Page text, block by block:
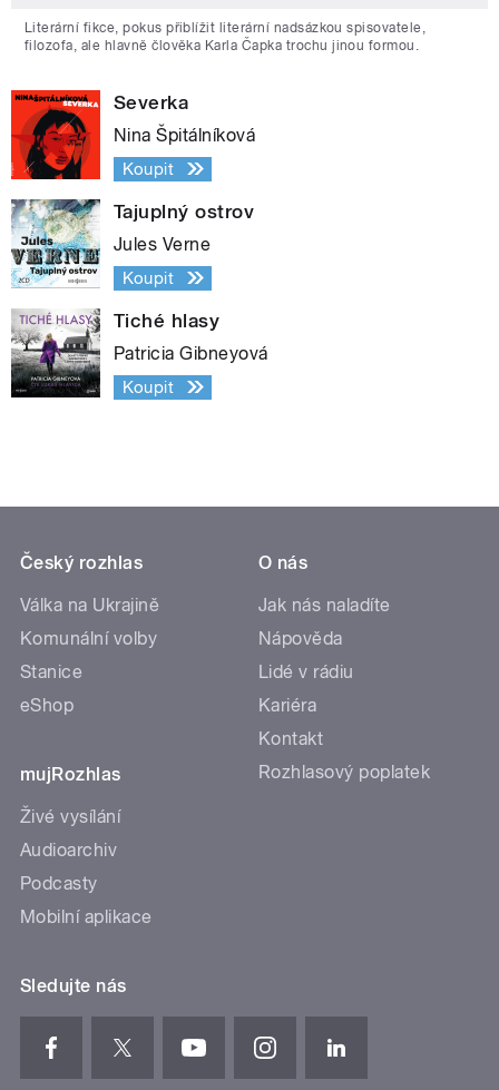
Literární fikce, pokus přiblížit literární nadsázkou spisovatele,
filozofa, ale hlavně člověka Karla Čapka trochu jinou formou.
Severka
Nina Špitálníková
Koupit
Tajuplný ostrov
Jules Verne
Koupit
Tiché hlasy
Patricia Gibneyová
Koupit
Český rozhlas
Válka na Ukrajině
Komunální volby
Stanice
eShop
mujRozhlas
Živé vysílání
Audioarchiv
Podcasty
Mobilní aplikace
O nás
Jak nás naladíte
Nápověda
Lidé v rádiu
Kariéra
Kontakt
Rozhlasový poplatek
Sledujte nás